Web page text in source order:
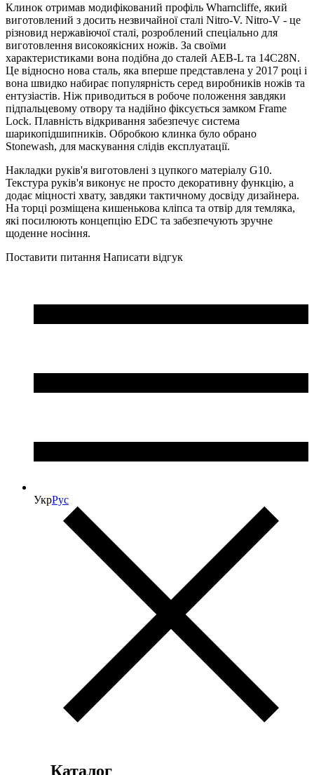
Клинок отримав модифікований профіль Wharncliffe, який
виготовлений з досить незвичайної сталі Nitro-V. Nitro-V - це
різновид нержавіючої сталі, розроблений спеціально для
виготовлення високоякісних ножів. За своїми
характеристиками вона подібна до сталей AEB-L та 14C28N.
Це відносно нова сталь, яка вперше представлена у 2017 році і
вона швидко набирає популярність серед виробників ножів та
ентузіастів. Ніж приводиться в робоче положення завдяки
підпальцевому отвору та надійно фіксується замком Frame
Lock. Плавність відкривання забезпечує система
шарикопідшипників. Обробкою клинка було обрано
Stonewash, для маскування слідів експлуатації.
Накладки руків'я виготовлені з цупкого матеріалу G10.
Текстура руків'я виконує не просто декоративну функцію, а
додає міцності хвату, завдяки тактичному досвіду дизайнера.
На торці розміщена кишенькова кліпса та отвір для темляка,
які посилюють концепцію EDC та забезпечують зручне
щоденне носіння.
Поставити питання Написати відгук
УкрРус
Каталог